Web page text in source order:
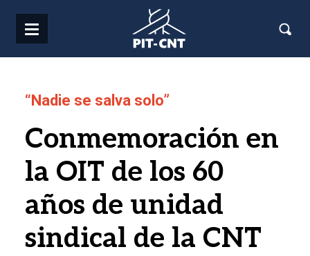
“Nadie se salva solo”
Conmemoración en
la OIT de los 60
años de unidad
sindical de la CNT